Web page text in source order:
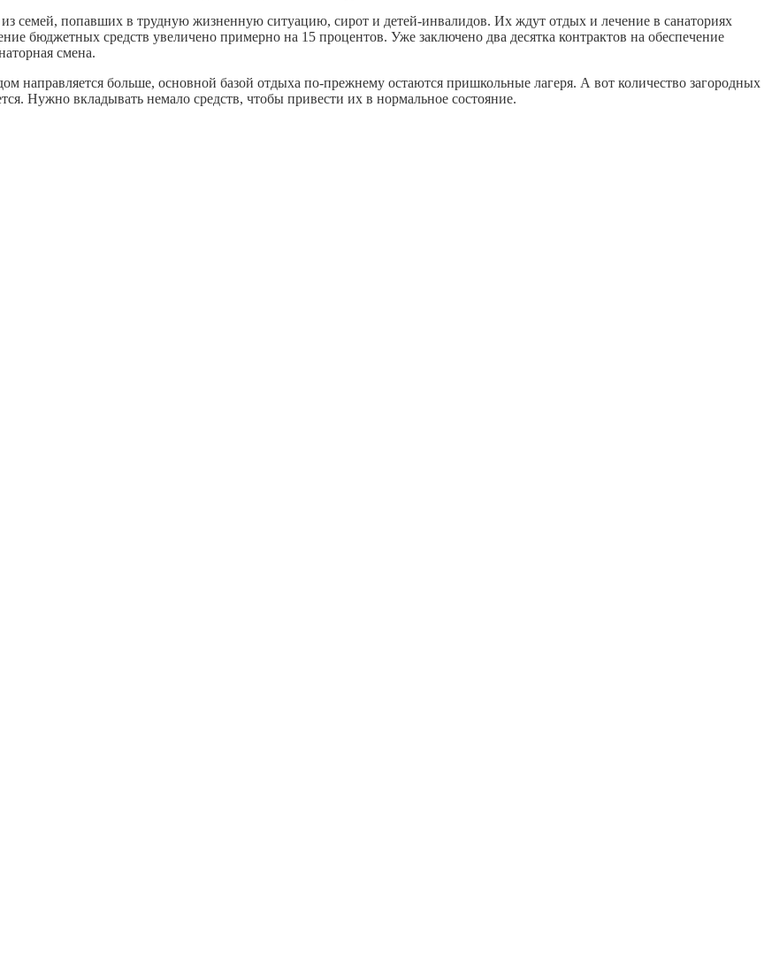
семей, попавших в трудную жизненную ситуацию, сирот и детей-инвалидов. Их ждут отдых и лечение в санаториях
бюджетных средств увеличено примерно на 15 процентов. Уже заключено два десятка контрактов на обеспечение
смена.
направляется больше, основной базой отдыха по-прежнему остаются пришкольные лагеря. А вот количество загородных
Нужно вкладывать немало средств, чтобы привести их в нормальное состояние.